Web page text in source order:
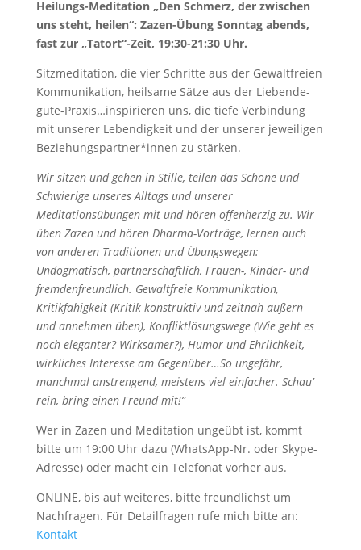
Heilungs-Meditation „Den Schmerz, der zwischen
uns steht, heilen“: Zazen-Übung Sonntag abends,
fast zur „Tatort“-Zeit, 19:30-21:30 Uhr.
Sitzmeditation, die vier Schritte aus der Gewaltfreien
Kommunikation, heilsame Sätze aus der Liebende-
güte-Praxis…inspirieren uns, die tiefe Verbindung
mit unserer Lebendigkeit und der unserer jeweiligen
Beziehungspartner*innen zu stärken.
Wir sitzen und gehen in Stille, teilen das Schöne und
Schwierige unseres Alltags und unserer
Meditationsübungen mit und hören offenherzig zu. Wir
üben Zazen und hören Dharma-Vorträge, lernen auch
von anderen Traditionen und Übungswegen:
Undogmatisch, partnerschaftlich, Frauen-, Kinder- und
fremdenfreundlich. Gewaltfreie Kommunikation,
Kritikfähigkeit (Kritik konstruktiv und zeitnah äußern
und annehmen üben), Konfliktlösungswege (Wie geht es
noch eleganter? Wirksamer?), Humor und Ehrlichkeit,
wirkliches Interesse am Gegenüber…So ungefähr,
manchmal anstrengend, meistens viel einfacher. Schau’
rein, bring einen Freund mit!”
Wer in Zazen und Meditation ungeübt ist, kommt
bitte um 19:00 Uhr dazu (WhatsApp-Nr. oder Skype-
Adresse) oder macht ein Telefonat vorher aus.
ONLINE, bis auf weiteres, bitte freundlichst um
Nachfragen. Für Detailfragen rufe mich bitte an:
Kontakt